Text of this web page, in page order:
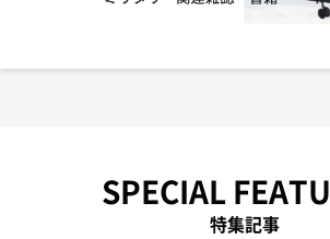
SPECIAL
特集記事